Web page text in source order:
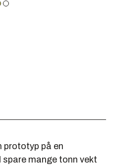
prototyp på en
mange tonn vekt